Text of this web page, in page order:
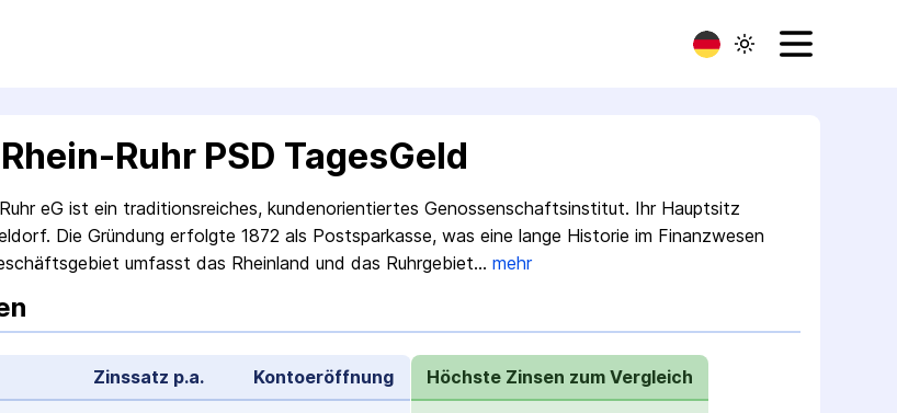
Ruhr PSD TagesGeld
eG ist ein traditions­reiches, kunden­orientiertes Genossen­schafts­institut. Ihr Hauptsitz
Die Gründung erfolgte 1872 als Post­sparkasse, was eine lange Historie im Finanz­wesen
umfasst das Rheinland und das Ruhrgebiet… mehr
Zinssatz p.a. Konto­eröffnung Höchste Zinsen zum Vergleich